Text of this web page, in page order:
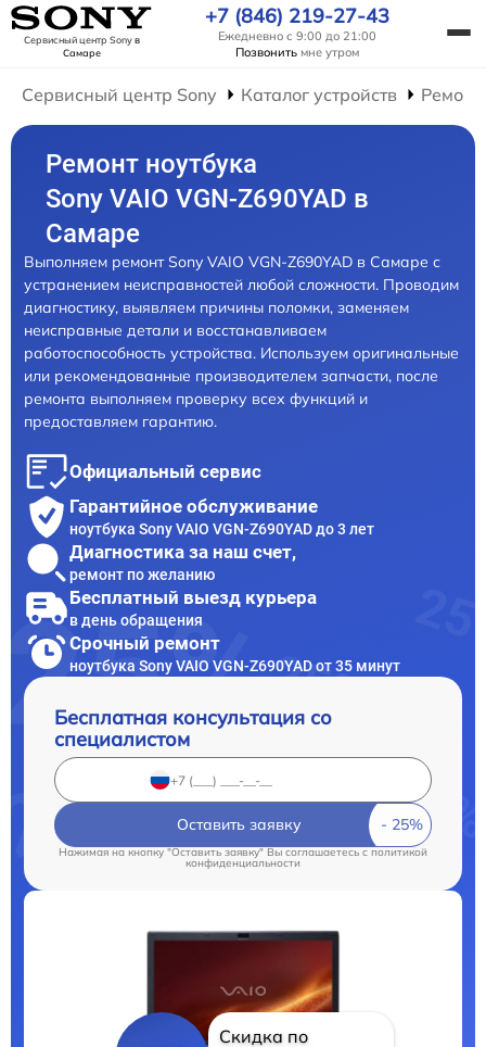
Сервисный центр Sonyв
Самаре
+7 (846) 219-27-43
Ежедневно с 9:00 до 21:00
Позвонить мне утром
Сервисный центр Sony Каталог устройств
Ремонт ноутбука
Sony VAIO VGN-Z690YAD в
Самаре
Выполняем ремонт Sony VAIO VGN-Z690YAD в Самаре с
устранением неисправностей любой сложности. Проводим
диагностику, выявляем причины поломки, заменяем
неисправные детали и восстанавливаем
работоспособность устройства. Используем оригинальные
или рекомендованные производителем запчасти, после
ремонта выполняем проверку всех функций и
предоставляем гарантию.
Официальный сервис
Гарантийное обслуживание
ноутбука Sony VAIO VGN-Z690YAD до 3 лет
Диагностика за наш счет,
ремонт по желанию
Бесплатный выезд курьера
в день обращения
Срочный ремонт
ноутбука Sony VAIO VGN-Z690YAD от 35 минут
Бесплатная консультация со
специалистом
Оставить заявку
Нажимая на кнопку "Оставить заявку" Вы соглашаетесь cполитикой
конфиденциальности
Скидка по